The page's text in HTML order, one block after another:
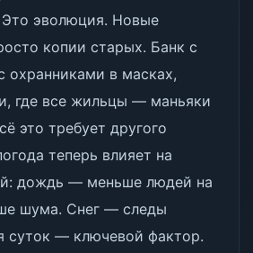
Это эволюция. Новые
копии старых. Банк с
охранниками в масках,
где все жильцы — маньяки
это требует другого
теперь влияет на
дождь — меньше людей на
шума. Снег — следы
суток — ключевой фактор.